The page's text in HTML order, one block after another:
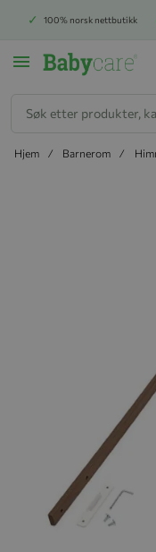
100% norsk nettbutikk
Hjem Barnerom